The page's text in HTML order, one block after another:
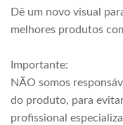
Dê um novo visual
melhores produtos
Importante:
NÃO somos
do produto, para
profissional